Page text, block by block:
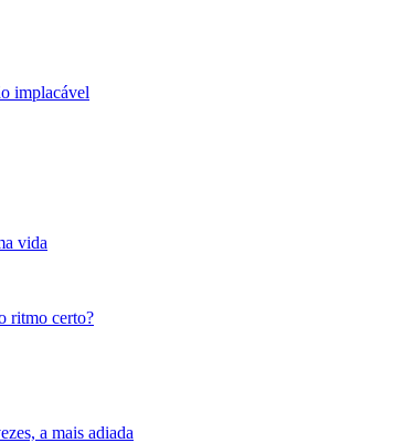
implacável
vida
ritmo certo?
a mais adiada